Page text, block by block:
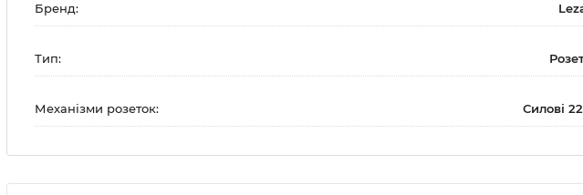
Бренд:
Тип:
Механізми розеток: Силові